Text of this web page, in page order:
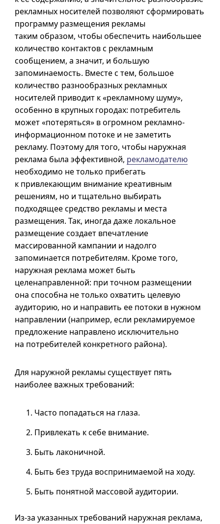
рекламных носителей позволяют сформировать
программу размещения рекламы
таким образом, чтобы обеспечить наибольшее
количество контактов с рекламным
сообщением, а значит, и большую
запоминаемость. Вместе с тем, большое
количество разнообразных рекламных
носителей приводит к «рекламному шуму»,
особенно в крупных городах: потребитель
может «потеряться» в огромном рекламно-
информационном потоке и не заметить
рекламу. Поэтому для того, чтобы наружная
реклама была эффективной, рекламодателю
необходимо не только прибегать
к привлекающим внимание креативным
решениям, но и тщательно выбирать
подходящее средство рекламы и места
размещения. Так, иногда даже локальное
размещение создает впечатление
массированной кампании и надолго
запоминается потребителям. Кроме того,
наружная реклама может быть
целенаправленной: при точном размещении
она способна не только охватить целевую
аудиторию, но и направить ее потоки в нужном
направлении (например, если рекламируемое
предложение направлено исключительно
на потребителей конкретного района).
Для наружной рекламы существует пять
наиболее важных требований:
Часто попадаться на глаза.
Привлекать к себе внимание.
Быть лаконичной.
Быть без труда воспринимаемой на ходу.
Быть понятной массовой аудитории.
Из-за указанных требований наружная реклама,